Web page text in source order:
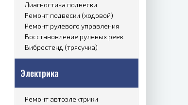
Диагностика подвески
Ремонт подвески (ходовой)
Ремонт рулевого управления
Восстановление рулевых реек
Вибростенд (трясучка)
Электрика
Ремонт автоэлектрики